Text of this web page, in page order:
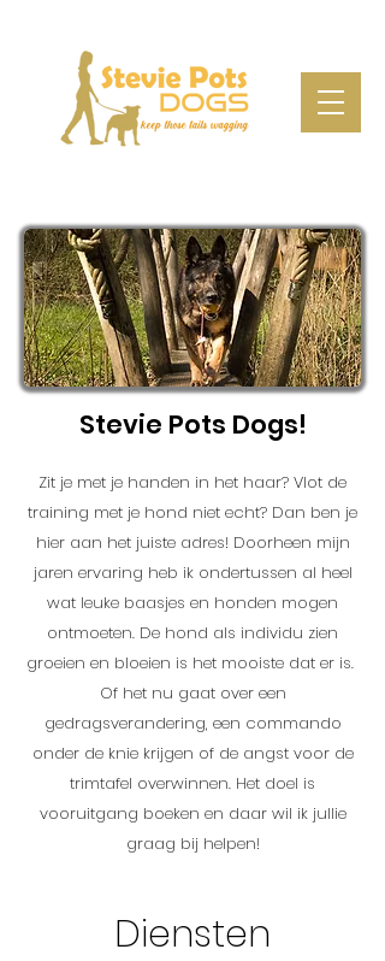
Stevie Pots Dogs!
Zit je met je handen in het haar? Vlot de
training met je hond niet echt? Dan ben je
hier aan het juiste adres! Doorheen mijn
jaren ervaring heb ik ondertussen al heel
wat leuke baasjes en honden mogen
ontmoeten. De hond als individu zien
groeien en bloeien is het mooiste dat er is.
Of het nu gaat over een
gedragsverandering, een commando
onder de knie krijgen of de angst voor de
trimtafel overwinnen. Het doel is
vooruitgang boeken en daar wil ik jullie
graag bij helpen!
Diensten